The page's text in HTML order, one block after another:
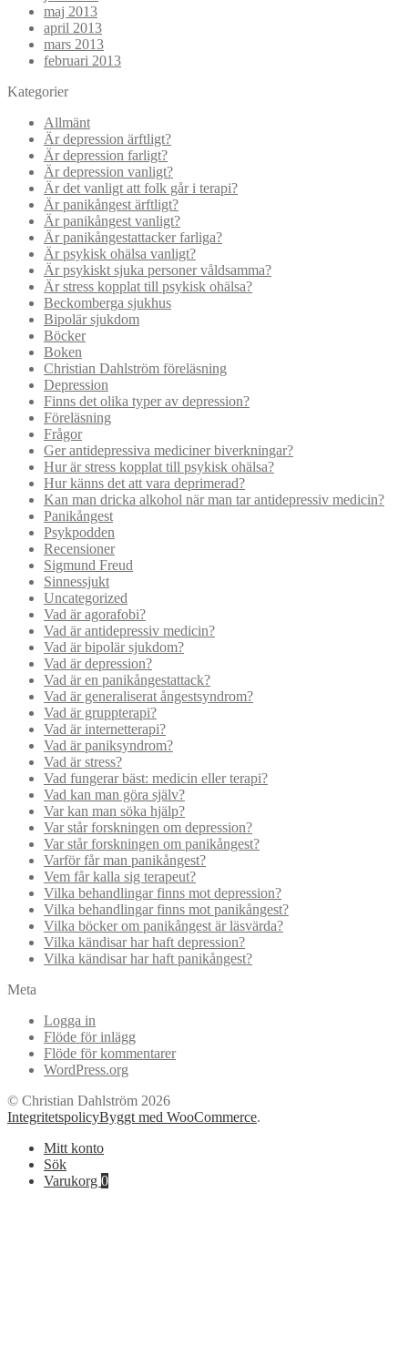
maj 2013
april 2013
mars 2013
februari 2013
Kategorier
Allmänt
Är depression ärftligt?
Är depression farligt?
Är depression vanligt?
Är det vanligt att folk går i terapi?
Är panikångest ärftligt?
Är panikångest vanligt?
Är panikångestattacker farliga?
Är psykisk ohälsa vanligt?
Är psykiskt sjuka personer våldsamma?
Är stress kopplat till psykisk ohälsa?
Beckomberga sjukhus
Bipolär sjukdom
Böcker
Boken
Christian Dahlström föreläsning
Depression
Finns det olika typer av depression?
Föreläsning
Frågor
Ger antidepressiva mediciner biverkningar?
Hur är stress kopplat till psykisk ohälsa?
Hur känns det att vara deprimerad?
Kan man dricka alkohol när man tar antidepressiv medicin?
Panikångest
Psykpodden
Recensioner
Sigmund Freud
Sinnessjukt
Uncategorized
Vad är agorafobi?
Vad är antidepressiv medicin?
Vad är bipolär sjukdom?
Vad är depression?
Vad är en panikångestattack?
Vad är generaliserat ångestsyndrom?
Vad är gruppterapi?
Vad är internetterapi?
Vad är paniksyndrom?
Vad är stress?
Vad fungerar bäst: medicin eller terapi?
Vad kan man göra själv?
Var kan man söka hjälp?
Var står forskningen om depression?
Var står forskningen om panikångest?
Varför får man panikångest?
Vem får kalla sig terapeut?
Vilka behandlingar finns mot depression?
Vilka behandlingar finns mot panikångest?
Vilka böcker om panikångest är läsvärda?
Vilka kändisar har haft depression?
Vilka kändisar har haft panikångest?
Meta
Logga in
Flöde för inlägg
Flöde för kommentarer
WordPress.org
© Christian Dahlström 2026
IntegritetspolicyByggt med WooCommerce.
Mitt konto
Sök
Varukorg 0